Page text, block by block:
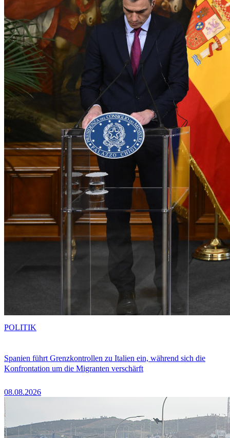
Spanien führt Grenzkontrollen zu Italien ein, während sich die
Konfrontation um die Migranten verschärft
08.08.2026
POLITIK